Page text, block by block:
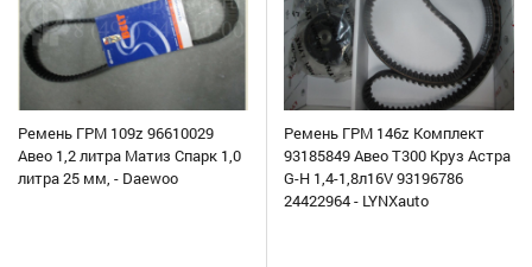
Ремень ГРМ 109z 96610029
Авео 1,2 литра Матиз Спарк 1,0
литра 25 мм, - Daewoo
Ремень ГРМ 146z Комплект
93185849 Авео Т300 Круз Астра
G-H 1,4-1,8л16V 93196786
24422964 - LYNXauto